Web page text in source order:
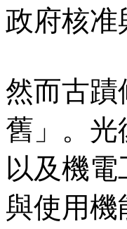
政府核准
然而古蹟
舊」。光
以及機
與使用機